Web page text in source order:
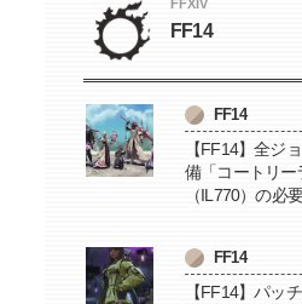
FFXIV
FF14
FF14
【FF14】全ジ
備「コートリー
（IL770）の必
FF14
【FF14】パッ